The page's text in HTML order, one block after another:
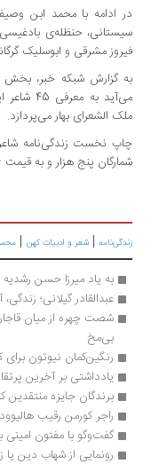
در ادامه با محمد ابن
سیستانی، حنظله‌ی
فیروز مشرقی و ابوسلیک
به گزارش شبکه خبر، بخش
می‌آید
ملک الشعرای بهار می‌پردازد.
شمارگان پنج هزار و به قیمت 16 هزار ریال در بهار 1386 وارد بازار کتاب شد.
زندگی‌نامه | شعر و ادبیات کهن |
به یاد میرزا حسن رشدیه
عبدالقادر گیلانی؛ زندگی،
بی‌مخ
رنگین‌کمان نیوتون برای
یادداشتی بر آخرین
برندگان جایزه منتقدین
راجر کورمن رقیب
گفت‌وگو با مفتون